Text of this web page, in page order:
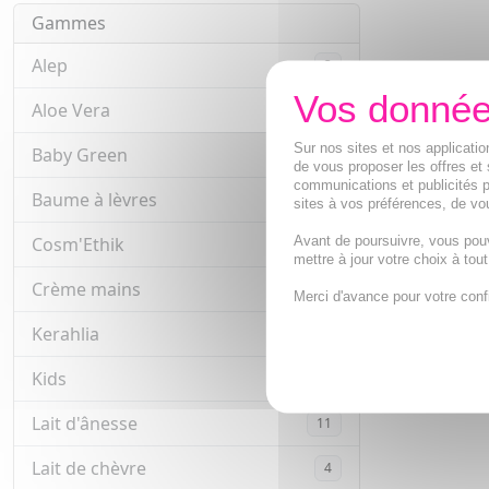
Gammes
Alep
3
Aloe Vera 12
Baby Green 13
Baume à lèvres 7
Cosm'Ethik 15
Crème mains 22
Kerahlia
Kids
Lait d'ânesse 11
Lait de chèvre 4
Sur nos sites et nos
de vous proposer les offres
communications et publicités
sites à vos préférences, de
Avant de poursuivre, vous
mettre à jour votre choix à
Merci d'avance pour votre